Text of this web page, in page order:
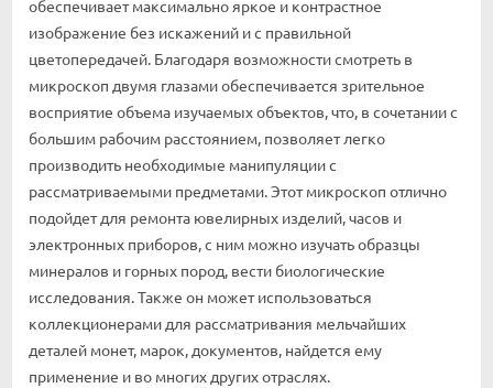
обеспечивает максимально яркое и контрастное
изображение без искажений и с правильной
цветопередачей. Благодаря возможности смотреть в
микроскоп двумя глазами обеспечивается зрительное
восприятие объема изучаемых объектов, что, в сочетании с
большим рабочим расстоянием, позволяет легко
производить необходимые манипуляции с
рассматриваемыми предметами. Этот микроскоп отлично
подойдет для ремонта ювелирных изделий, часов и
электронных приборов, с ним можно изучать образцы
минералов и горных пород, вести биологические
исследования. Также он может использоваться
коллекционерами для рассматривания мельчайших
деталей монет, марок, документов, найдется ему
применение и во многих других отраслях.